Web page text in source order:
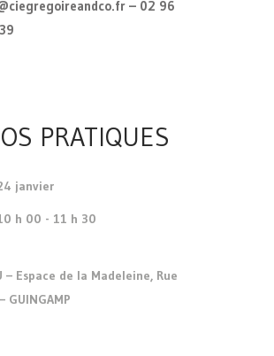
– 02 96
PRATIQUES
janvier
h 00 - 11 h 30
– Espace de la Madeleine, Rue
GUINGAMP